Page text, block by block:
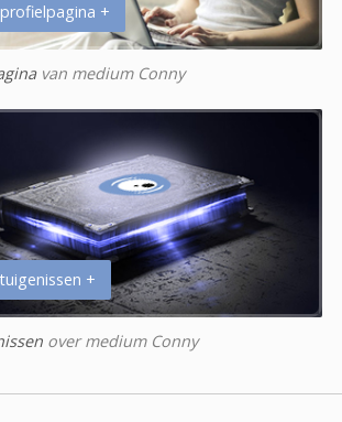
+
van medium Conny
+
over medium Conny